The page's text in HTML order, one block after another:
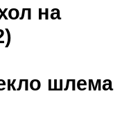
на
шлема